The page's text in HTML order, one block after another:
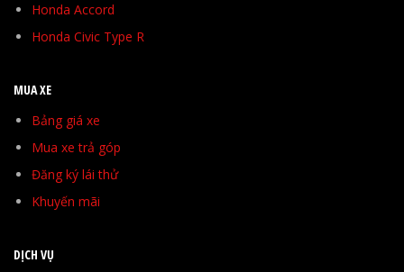
Honda Accord
Honda Civic Type R
MUA XE
Bảng giá xe
Mua xe trả góp
Đăng ký lái thử
Khuyến mãi
DỊCH VỤ